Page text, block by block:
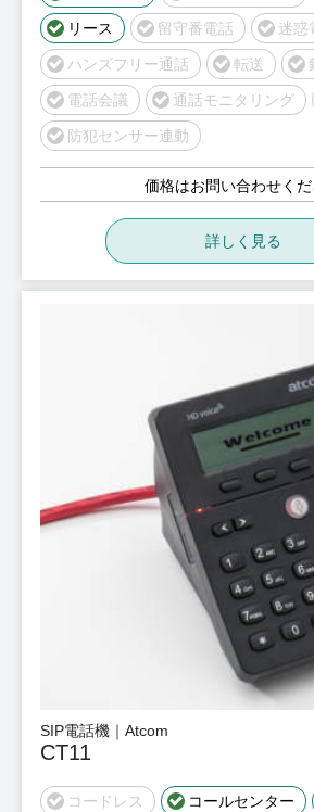
リース 留守番電話 迷惑
ハンズフリー通話 転送
電話会議 通話モニタリング
防犯センサー連動
価格はお問い合わせく
詳しく見る
SIP電話機｜Atcom
CT11
コードレス コールセンター